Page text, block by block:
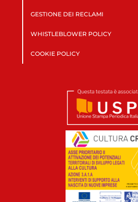
GESTIONE DEI RECLAMI
WHISTLEBLOWER POLICY
COOKIE POLICY